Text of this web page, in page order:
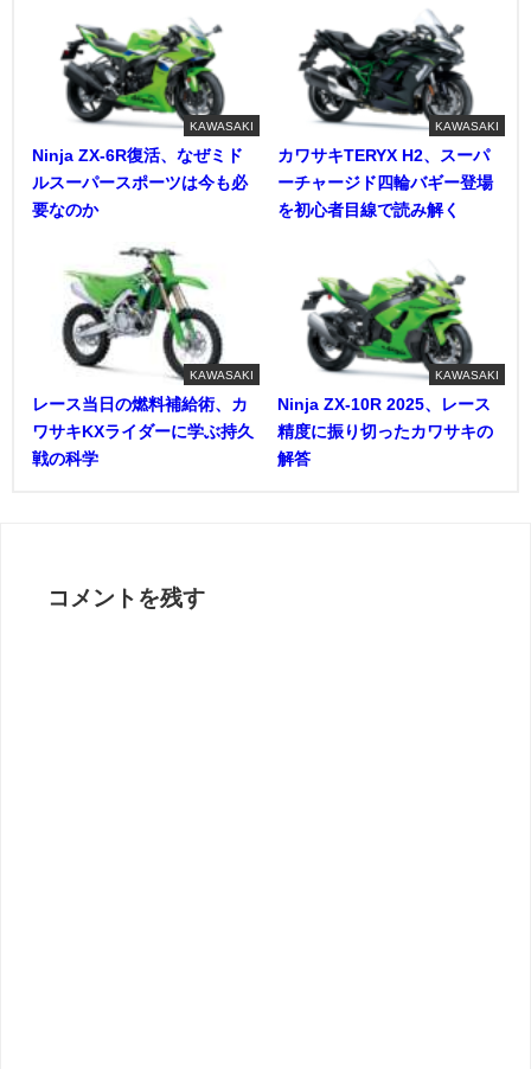
KAWASAKI
Ninja ZX-6R復活、なぜミド
ルスーパースポーツは今も必
要なのか
KAWASAKI
カワサキTERYX H2、スーパ
ーチャージド四輪バギー登場
を初心者目線で読み解く
KAWASAKI
レース当日の燃料補給術、カ
ワサキKXライダーに学ぶ持久
戦の科学
KAWASAKI
Ninja ZX-10R 2025、レース
精度に振り切ったカワサキの
解答
コメントを残す